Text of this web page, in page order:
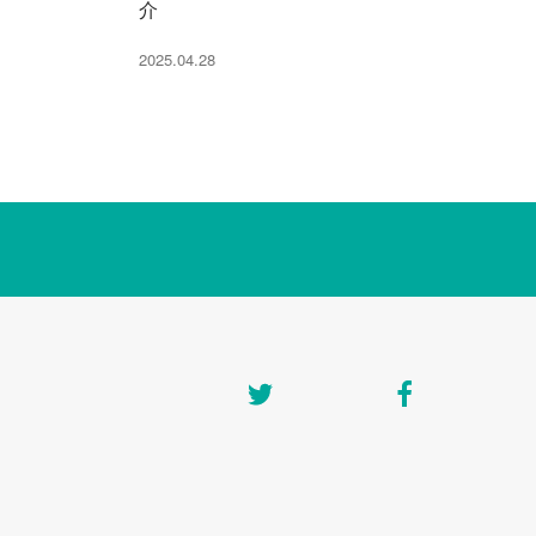
介
2025.04.28